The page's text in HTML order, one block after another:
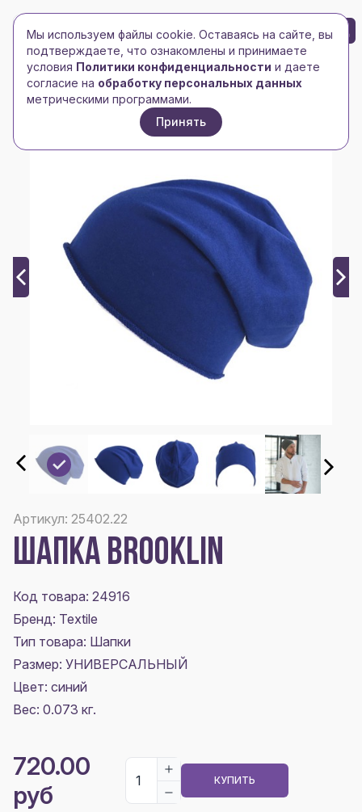
Toggle navigation
Toggle navigation
БРЕНД-ЛОГО 0
Главная/Головные уборы/Шапки/Шапка BROOKLIN
Артикул: 25402.22
ШАПКА BROOKLIN
Код товара: 24916
Бренд: Textile
Тип товара: Шапки
Размер: УНИВЕРСАЛЬНЫЙ
Цвет: синий
Вес: 0.073 кг.
720.00
руб
КУПИТЬ
Мы используем файлы cookie. Оставаясь на сайте, вы
подтверждаете, что ознакомлены и принимаете
условия Политики конфиденциальности и даете
согласие на обработку персональных данных
метрическими программами.
Принять